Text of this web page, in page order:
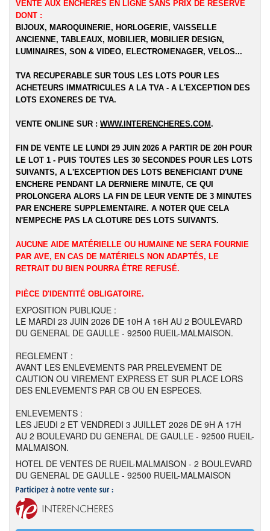
VENTE AUX ENCHERES EN LIGNE SANS PRIX DE RESERVE
DONT :
BIJOUX, MAROQUINERIE, HORLOGERIE, VAISSELLE
ANCIENNE, TABLEAUX, MOBILIER, MOBILIER DESIGN,
LUMINAIRES, SON & VIDEO, ELECTROMENAGER, VELOS...
TVA RECUPERABLE SUR TOUS LES LOTS POUR LES
ACHETEURS IMMATRICULES A LA TVA - A L'EXCEPTION DES
LOTS EXONERES DE TVA.
VENTE ONLINE SUR : WWW.INTERENCHERES.COM.
FIN DE VENTE LE LUNDI 29 JUIN 2026 A PARTIR DE 20H POUR
LE LOT 1 - PUIS TOUTES LES 30 SECONDES POUR LES LOTS
SUIVANTS, A L'EXCEPTION DES LOTS BENEFICIANT D'UNE
ENCHERE PENDANT LA DERNIERE MINUTE, CE QUI
PROLONGERA ALORS LA FIN DE LEUR VENTE DE 3 MINUTES
PAR ENCHERE SUPPLEMENTAIRE. A NOTER QUE CELA
N'EMPECHE PAS LA CLOTURE DES LOTS SUIVANTS.
AUCUNE AIDE MATÉRIELLE OU HUMAINE NE SERA FOURNIE
PAR AVE, EN CAS DE MATÉRIELS NON ADAPTÉS, LE
RETRAIT DU BIEN POURRA ÊTRE REFUSÉ.
PIÈCE D'IDENTITÉ OBLIGATOIRE.
EXPOSITION PUBLIQUE :
LE MARDI 23 JUIN 2026 DE 10H A 16H AU 2 BOULEVARD
DU GENERAL DE GAULLE - 92500 RUEIL-MALMAISON.
REGLEMENT :
AVANT LES ENLEVEMENTS PAR PRELEVEMENT DE
CAUTION OU VIREMENT EXPRESS ET SUR PLACE LORS
DES ENLEVEMENTS PAR CB OU EN ESPECES.
ENLEVEMENTS :
LES JEUDI 2 ET VENDREDI 3 JUILLET 2026 DE 9H A 17H
AU 2 BOULEVARD DU GENERAL DE GAULLE - 92500 RUEIL-
MALMAISON.
HOTEL DE VENTES DE RUEIL-MALMAISON - 2 BOULEVARD
DU GENERAL DE GAULLE - 92500 RUEIL-MALMAISON